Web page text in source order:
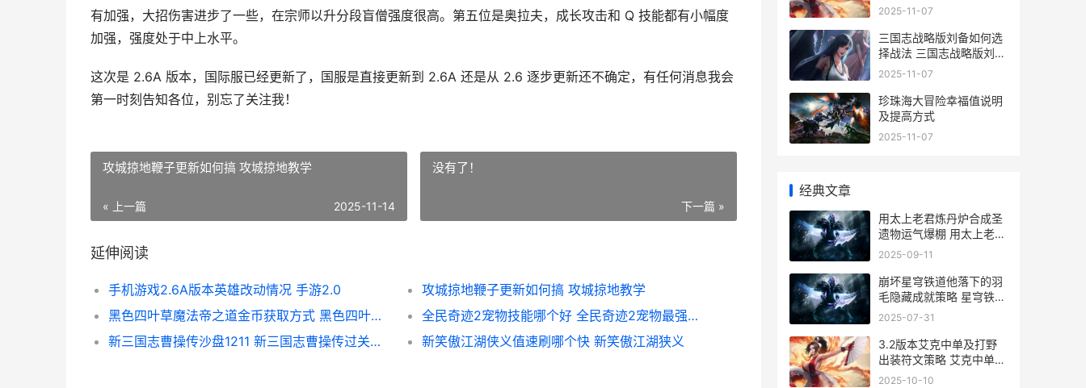
有加强，大招伤害进步了一些，在宗师以升分段盲僧强度很高。第五位是奥拉夫，成长攻击和 Q 技能都有小幅度
加强，强度处于中上水平。
这次是 2.6A 版本，国际服已经更新了，国服是直接更新到 2.6A 还是从 2.6 逐步更新还不确定，有任何消息我会
第一时刻告知各位，别忘了关注我！
攻城掠地鞭子更新如何搞 攻城掠地教学
« 上一篇 2025-11-14
没有了！
下一篇 »
延伸阅读
手机游戏2.6A版本英雄改动情况 手游2.0
攻城掠地鞭子更新如何搞 攻城掠地教学
黑色四叶草魔法帝之道金币获取方式 黑色四叶草魔法帝之道节奏榜
全民奇迹2宠物技能哪个好 全民奇迹2宠物最强组合
新三国志曹操传沙盘1211 新三国志曹操传过关斩将孙权
新笑傲江湖侠义值速刷哪个快 新笑傲江湖狭义
2025-11-07
三国志战略版刘备如何选
择战法 三国志战略版刘备
T0配队
2025-11-07
珍珠海大冒险幸福值说明
及提高方式
2025-11-07
经典文章
用太上老君炼丹炉合成圣
遗物运气爆棚 用太上老君
炼丹怎么炼
2025-09-11
崩坏星穹铁道他落下的羽
毛隐藏成就策略 星穹铁道
崩坏官网下载
2025-07-31
3.2版本艾克中单及打野
出装符文策略 艾克中单出
装
2025-10-10